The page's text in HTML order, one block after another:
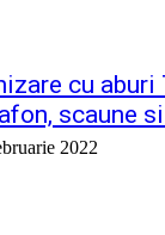
cu aburi
scaune
2022